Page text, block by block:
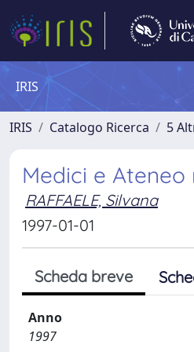
IRIS
IRIS Catalogo Ricerca 5
Medici e
RAFFAELE, Silvana
1997-01-01
Scheda breve
Anno
1997